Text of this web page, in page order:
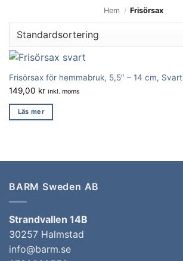
Hem / Frisörsax
Frisörsax för hemmabruk, 5,5″ – 14 cm, Svart
149,00 kr inkl. moms
Läs mer
BARM Sweden AB
Strandvallen 14B
30257 Halmstad
info@barm.se